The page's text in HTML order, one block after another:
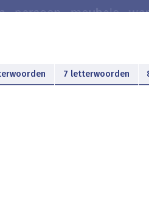
7 letterwoorden